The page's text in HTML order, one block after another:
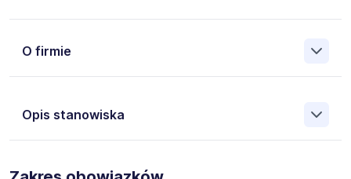
O firmie
Opis stanowiska
Pośrednictwa Pracy i Doradztwa Personalnego Work &